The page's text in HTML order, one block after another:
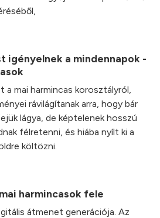
igényelnek a mindennapok -
mai harmincas korosztályról,
rávilágítanak arra, hogy bár
lágya, de képtelenek hosszú
félretenni, és hiába nyílt ki a
költözni.
harmincasok fele
átmenet generációja. Az